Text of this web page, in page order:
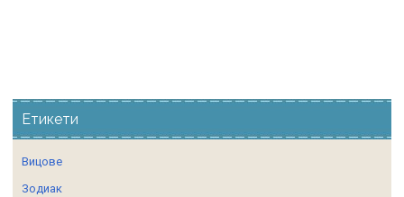
Етикети
Вицове
Зодиак